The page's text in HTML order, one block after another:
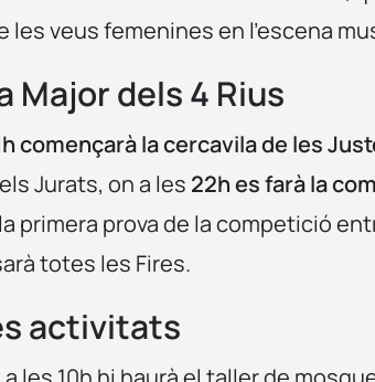
les veus femenines en l’escena
Major dels 4 Rius
començarà la cercavila de les
Jurats, on a les 22h es farà la
primera prova de la competició
totes les Fires.
activitats